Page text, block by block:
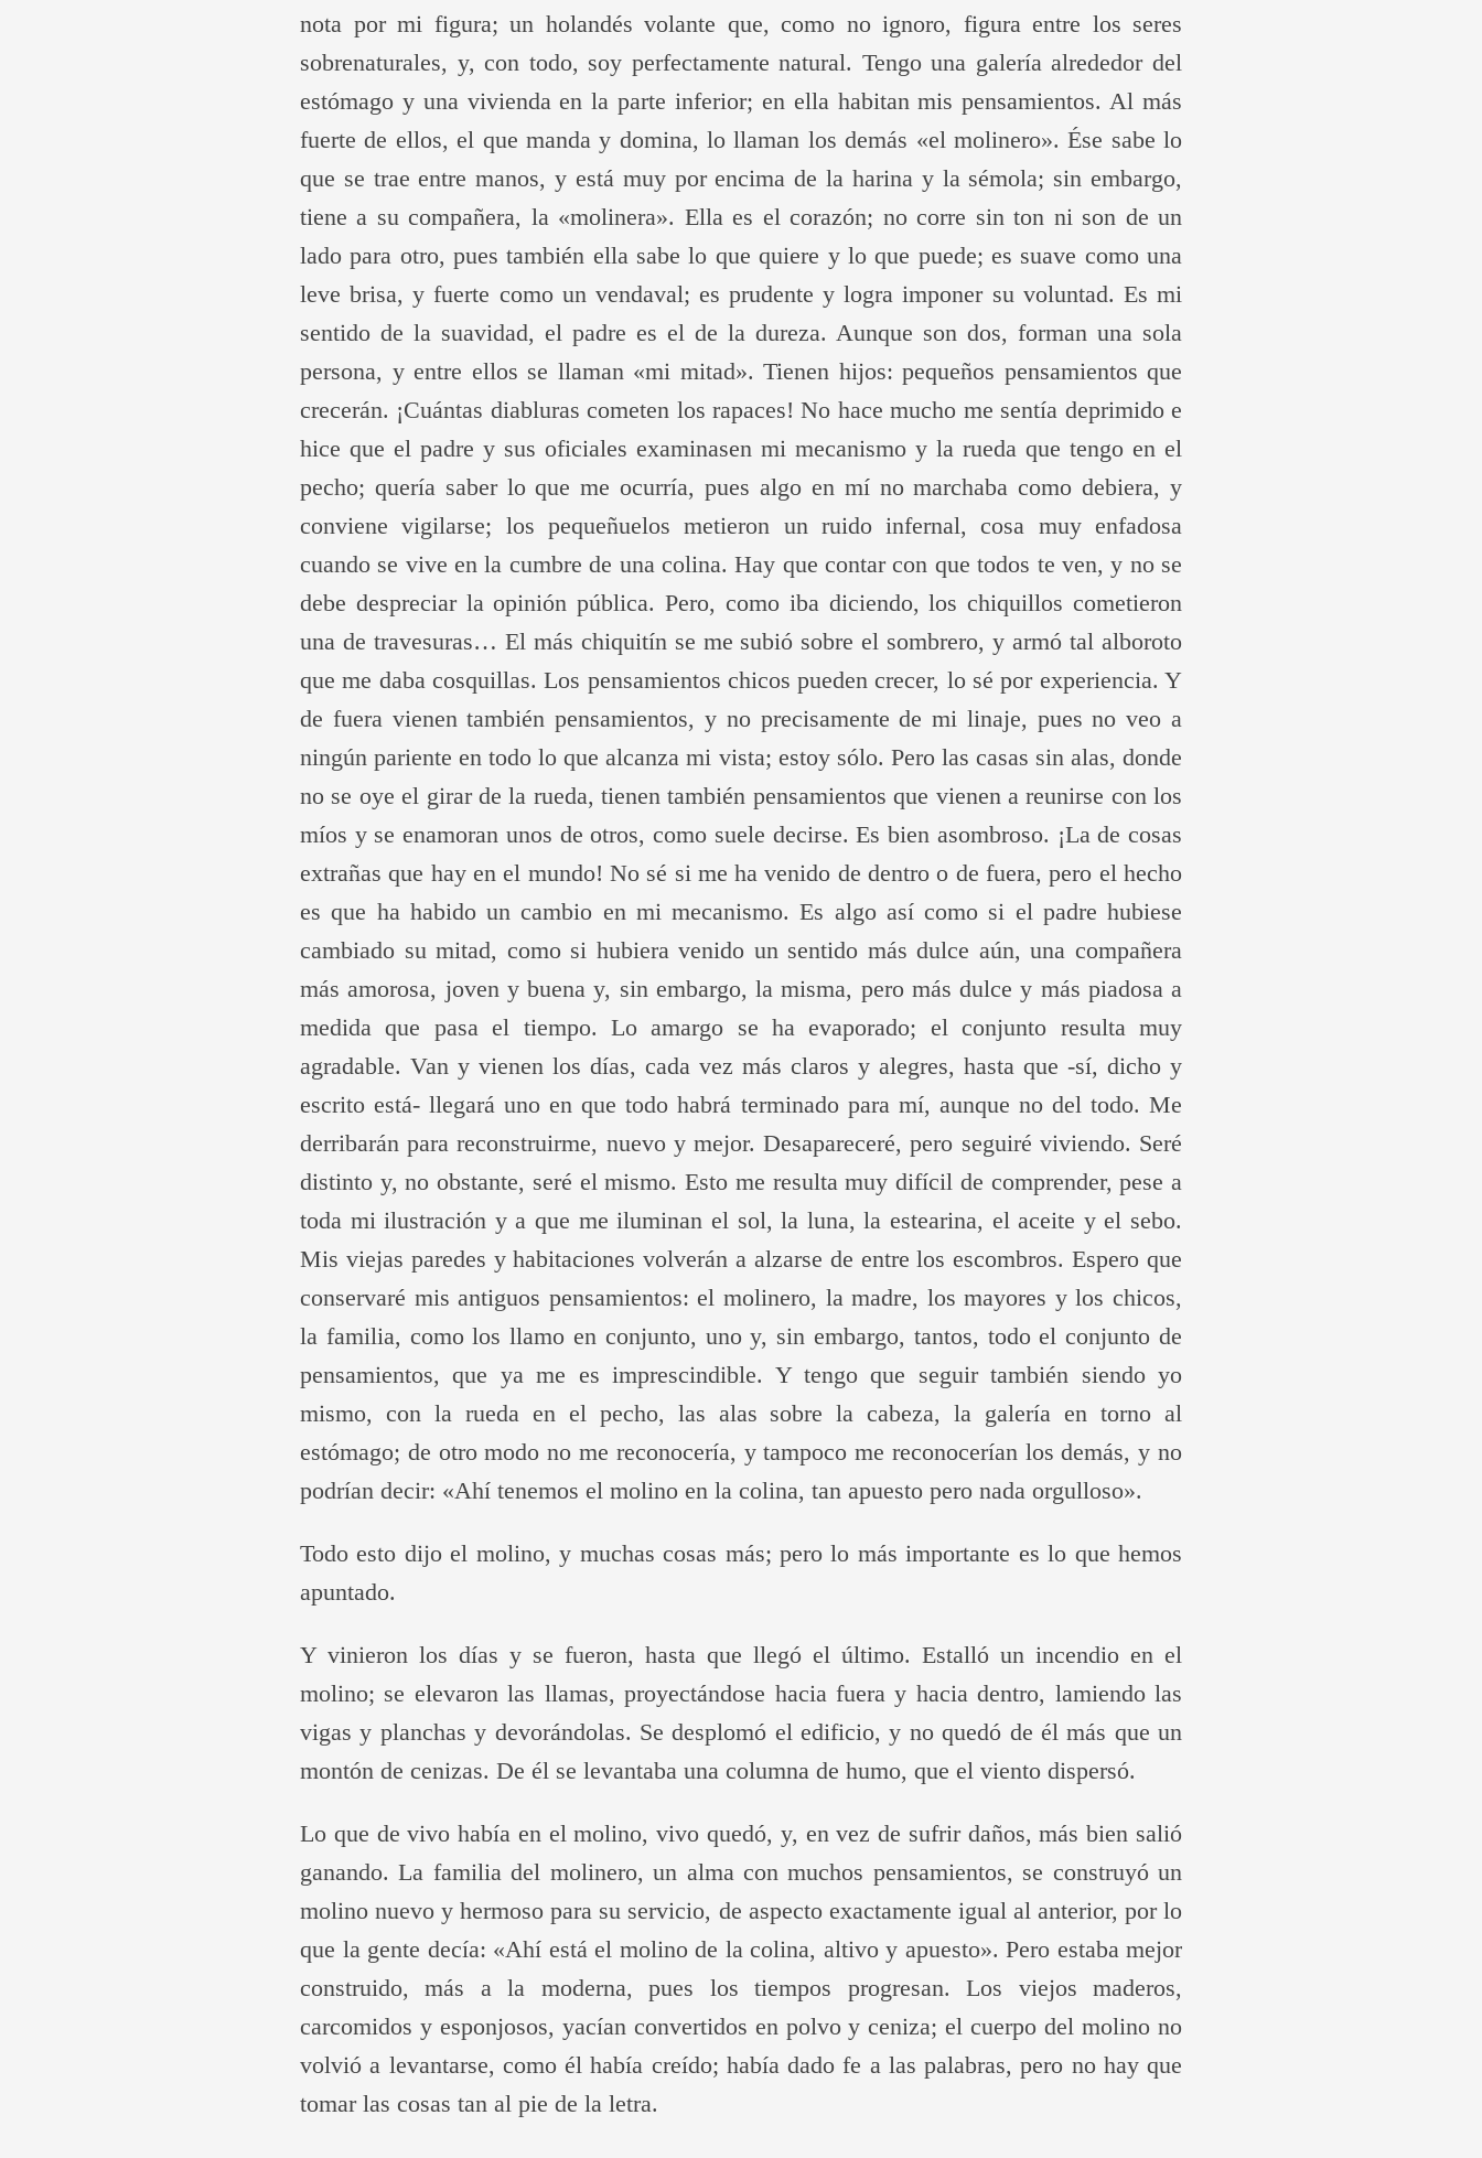
nota por mi figura; un holandés volante que, como no ignoro, figura entre los seres
sobrenaturales, y, con todo, soy perfectamente natural. Tengo una galería alrededor del
estómago y una vivienda en la parte inferior; en ella habitan mis pensamientos. Al más
fuerte de ellos, el que manda y domina, lo llaman los demás «el molinero». Ése sabe lo
que se trae entre manos, y está muy por encima de la harina y la sémola; sin embargo,
tiene a su compañera, la «molinera». Ella es el corazón; no corre sin ton ni son de un
lado para otro, pues también ella sabe lo que quiere y lo que puede; es suave como una
leve brisa, y fuerte como un vendaval; es prudente y logra imponer su voluntad. Es mi
sentido de la suavidad, el padre es el de la dureza. Aunque son dos, forman una sola
persona, y entre ellos se llaman «mi mitad». Tienen hijos: pequeños pensamientos que
crecerán. ¡Cuántas diabluras cometen los rapaces! No hace mucho me sentía deprimido e
hice que el padre y sus oficiales examinasen mi mecanismo y la rueda que tengo en el
pecho; quería saber lo que me ocurría, pues algo en mí no marchaba como debiera, y
conviene vigilarse; los pequeñuelos metieron un ruido infernal, cosa muy enfadosa
cuando se vive en la cumbre de una colina. Hay que contar con que todos te ven, y no se
debe despreciar la opinión pública. Pero, como iba diciendo, los chiquillos cometieron
una de travesuras… El más chiquitín se me subió sobre el sombrero, y armó tal alboroto
que me daba cosquillas. Los pensamientos chicos pueden crecer, lo sé por experiencia. Y
de fuera vienen también pensamientos, y no precisamente de mi linaje, pues no veo a
ningún pariente en todo lo que alcanza mi vista; estoy sólo. Pero las casas sin alas, donde
no se oye el girar de la rueda, tienen también pensamientos que vienen a reunirse con los
míos y se enamoran unos de otros, como suele decirse. Es bien asombroso. ¡La de cosas
extrañas que hay en el mundo! No sé si me ha venido de dentro o de fuera, pero el hecho
es que ha habido un cambio en mi mecanismo. Es algo así como si el padre hubiese
cambiado su mitad, como si hubiera venido un sentido más dulce aún, una compañera
más amorosa, joven y buena y, sin embargo, la misma, pero más dulce y más piadosa a
medida que pasa el tiempo. Lo amargo se ha evaporado; el conjunto resulta muy
agradable. Van y vienen los días, cada vez más claros y alegres, hasta que -sí, dicho y
escrito está- llegará uno en que todo habrá terminado para mí, aunque no del todo. Me
derribarán para reconstruirme, nuevo y mejor. Desapareceré, pero seguiré viviendo. Seré
distinto y, no obstante, seré el mismo. Esto me resulta muy difícil de comprender, pese a
toda mi ilustración y a que me iluminan el sol, la luna, la estearina, el aceite y el sebo.
Mis viejas paredes y habitaciones volverán a alzarse de entre los escombros. Espero que
conservaré mis antiguos pensamientos: el molinero, la madre, los mayores y los chicos,
la familia, como los llamo en conjunto, uno y, sin embargo, tantos, todo el conjunto de
pensamientos, que ya me es imprescindible. Y tengo que seguir también siendo yo
mismo, con la rueda en el pecho, las alas sobre la cabeza, la galería en torno al
estómago; de otro modo no me reconocería, y tampoco me reconocerían los demás, y no
podrían decir: «Ahí tenemos el molino en la colina, tan apuesto pero nada orgulloso».
Todo esto dijo el molino, y muchas cosas más; pero lo más importante es lo que hemos
apuntado.
Y vinieron los días y se fueron, hasta que llegó el último. Estalló un incendio en el
molino; se elevaron las llamas, proyectándose hacia fuera y hacia dentro, lamiendo las
vigas y planchas y devorándolas. Se desplomó el edificio, y no quedó de él más que un
montón de cenizas. De él se levantaba una columna de humo, que el viento dispersó.
Lo que de vivo había en el molino, vivo quedó, y, en vez de sufrir daños, más bien salió
ganando. La familia del molinero, un alma con muchos pensamientos, se construyó un
molino nuevo y hermoso para su servicio, de aspecto exactamente igual al anterior, por lo
que la gente decía: «Ahí está el molino de la colina, altivo y apuesto». Pero estaba mejor
construido, más a la moderna, pues los tiempos progresan. Los viejos maderos,
carcomidos y esponjosos, yacían convertidos en polvo y ceniza; el cuerpo del molino no
volvió a levantarse, como él había creído; había dado fe a las palabras, pero no hay que
tomar las cosas tan al pie de la letra.